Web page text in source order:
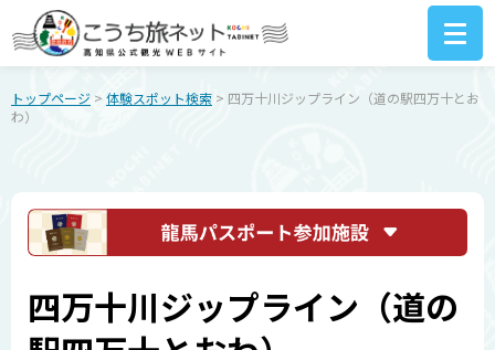
トップページ > 体験スポット検索 > 四万十川ジップライン（道の駅四万十とお
わ）
四万十川ジップライン（道の